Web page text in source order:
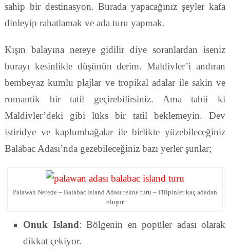
sahip bir destinasyon. Burada yapacağınız şeyler kafa
dinleyip rahatlamak ve ada turu yapmak.
Kışın balayına nereye gidilir diye soranlardan iseniz
burayı kesinlikle düşünün derim. Maldivler’i andıran
bembeyaz kumlu plajlar ve tropikal adalar ile sakin ve
romantik bir tatil geçirebilirsiniz. Ama tabii ki
Maldivler’deki gibi lüks bir tatil beklemeyin. Dev
istiridye ve kaplumbağalar ile birlikte yüzebileceğiniz
Balabac Adası’nda gezebileceğiniz bazı yerler şunlar;
Palawan Nerede – Balabac Island Adası tekne turu – Filipinler kaç adadan
oluşur
Onuk Island: Bölgenin en popüler adası olarak
dikkat çekiyor.